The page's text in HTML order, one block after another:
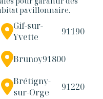
pavillonnaire.
Gif-sur-
Yvette
91190
Brunoy91800
Brétigny-
sur-Orge
91220